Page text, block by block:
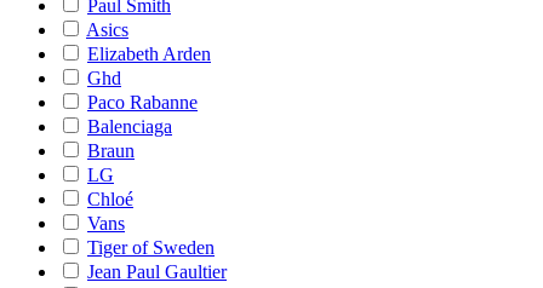
Paul Smith
Asics
Elizabeth Arden
Ghd
Paco Rabanne
Balenciaga
Braun
LG
Chloé
Vans
Tiger of Sweden
Jean Paul Gaultier